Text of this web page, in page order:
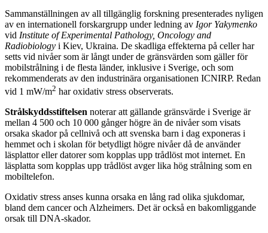
Sammanställningen av all tillgänglig forskning presenterades nyligen
av en internationell forskargrupp under ledning av Igor Yakymenko
vid Institute of Experimental Pathology, Oncology and
Radiobiology i Kiev, Ukraina. De skadliga effekterna på celler har
setts vid nivåer som är långt under de gränsvärden som gäller för
mobilstrålning i de flesta länder, inklusive i Sverige, och som
rekommenderats av den industrinära organisationen ICNIRP. Redan
vid 1 mW/m2 har oxidativ stress observerats.
Strålskyddsstiftelsen noterar att gällande gränsvärde i Sverige är
mellan 4 500 och 10 000 gånger högre än de nivåer som visats
orsaka skador på cellnivå och att svenska barn i dag exponeras i
hemmet och i skolan för betydligt högre nivåer då de använder
läsplattor eller datorer som kopplas upp trådlöst mot internet. En
läsplatta som kopplas upp trådlöst avger lika hög strålning som en
mobiltelefon.
Oxidativ stress anses kunna orsaka en lång rad olika sjukdomar,
bland dem cancer och Alzheimers. Det är också en bakomliggande
orsak till DNA-skador.